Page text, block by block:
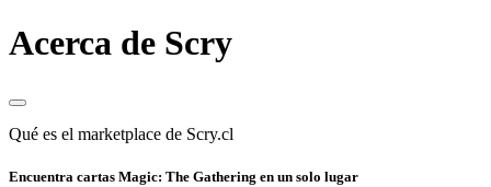
Acerca de Scry
Qué es el marketplace de Scry.cl
Encuentra cartas Magic: The Gathering en un solo lugar